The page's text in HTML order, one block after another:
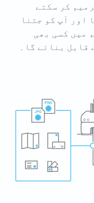
کر سکتے
اور آپ کو جتنا
میں کسی بھی
قابل بنائے گا۔